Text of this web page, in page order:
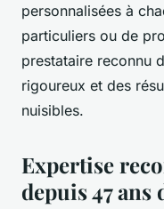
personnalisées à
particuliers ou de
prestataire reconnu
rigoureux et des
nuisibles.
Expertise
depuis 47 ans